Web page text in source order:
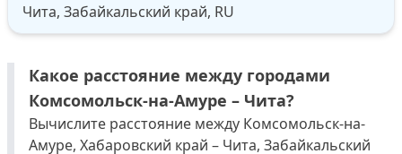
Чита, Забайкальский край, RU
Какое расстояние между городами
Комсомольск-на-Амуре – Чита?
Вычислите расстояние между Комсомольск-на-
Амуре, Хабаровский край – Чита, Забайкальский